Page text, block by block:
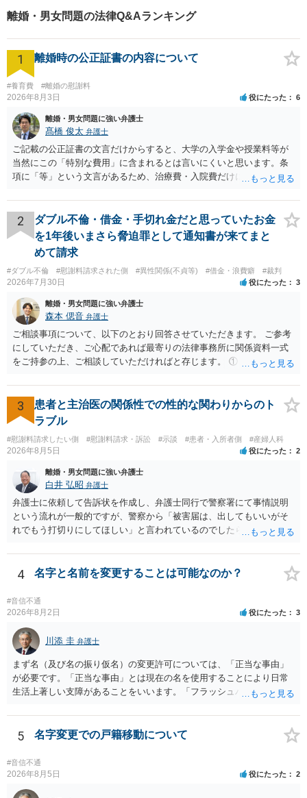
た。 ・養育費(月5万円)や解決金の支払いを担保するため,合意内容を公正証書
にしました。 【弁護士からのコメント】 ・相手方に弁護士がついた場合には,
り,負担が大幅に軽減されます。
離婚・男女問題の法律Q&Aランキング
1 離婚時の公正証書の内容について
#養育費 #離婚の慰謝料
2026年8月3日 役にたった 6
離婚・男女問題に強い弁護士
髙橋 俊太 弁護士
ご記載の公正証書の文言だけからすると、大学の入学金や授業料等が
当然にこの「特別な費用」に含まれるとは言いにくいと思います。条
項に「等」という文言があるため、治療費・入院費だけに限定される
れていますので、通常は、病気や事故によって臨時に必要となった医
療費その他これに類する特別支出を念頭に置いた条項と読むのが自然
です。したがって、大学の入学金、授業料、受験費用などの教育費に
ついてまで、「この条項があるから当然に半額を請求できる」とまで
は言いにくいと思われます。なお、通常、大学進学費用をどこまで負
担すべきかについては、離婚時の合意内容のほか、子どもの年齢、大
学進学についての父母の認識、父母の学歴・収入・資産状況、進学先
や費用などを踏まえて個別に検討することになります。公正証書の他
の条項において、養育費の終期についてどのように定められている
か、大学進学に関する定めの有無、「教育費」「進学費用」に関する
定めの有無等について確認する必要があると考えられます。
2
ダブル不倫・借金・手切れ金だと思っていたお金
を1年後いまさら脅迫罪として通知書が来てまと
めて請求
#ダブル不倫 #慰謝料請求された側 #異性関係(不貞等) #借金・浪費癖 #裁判
2026年7月30日 役にたった 3
離婚・男女問題に強い弁護士
森本 偲音 弁護士
ご相談事項について、以下のとおり回答させていただきます。 ご参考
にしていただき、ご心配であれば最寄りの法律事務所に関係資料一式
をご持参の上、ご相談していただければと存じます。 ① このLINEの
される可能性はあるのか ⇒LINEを含む１００万円の貸付に至るまでの
やり取り等の経緯、誓約書の内容等を踏まえて、関係を清算するため
の 金銭であったと評価される可能性はあると考えます。 ② 「今後一
切関与しないなら100万円振り込む」というLINEや誓約書は、裁判上
どの程度証拠価値があるのか ⇒前後のやり取りや誓約書の具体的内容
を見ない限り、具体的な判断はできませんが、一定の証拠価値はある
と考えます。 ③ 借用書があっても、後から100万円を貸付扱いに変更
することは認められるのか。 ⇒おそらく１００万円は不当利得（受け
取る正当な権利がないのに利益を取得した）として返還請求されてい
るものかと推察しますので、 貸金返還ではないかと存じます。 ④ 私
は現在、収入も不安定で貯金もなくリボ払い借金が既に約100万あり。
今年に再婚したが主人はお金に厳しい為、一括で220万円を支払う事は
困難 仮に裁判で敗訴した場合でも、分割払いになる可能性はあります
か。 ⇒判決となり敗訴してしまった場合は、強制執行により不動産等
の財産を差し押さえられ、そこから債権回収が図られることになりま
いにより支払うことも十分可能です。 ⑤ このような事情であれば、私
識を前提にすれば、１００万円も含めて返済する必要はないと考えら
れるため、 120万円のみについて交渉を続けることがベターかと存じ
ます。
3
患者と主治医の関係性での性的な関わりからのト
ラブル
#慰謝料請求したい側 #慰謝料請求・訴訟 #示談 #患者・入所者側 #産婦人科
2026年8月5日 役にたった 2
離婚・男女問題に強い弁護士
白井 弘昭 弁護士
弁護士に依頼して告訴状を作成し、弁護士同行で警察署にて事情説明
という流れが一般的ですが、警察から「被害届は、出してもいいがそ
れでもう打切りにしてほしい」と言われているのでしたら、あまり結
検察庁に訴えるのもありかもしれないですが、実際に捜査をするの
は、結局所轄だと思われますので、やはり結論は変わらないかもしれ
ないです。 一度、最寄りの「刑事に強い」とうたっている弁護士に相
談してみてはいかがでしょうか。 以上、ご参考まで。
4 名字と名前を変更することは可能なのか？
#音信不通
2026年8月2日 役にたった 3
川添 圭 弁護士
まず名（及び名の振り仮名）の変更許可については、「正当な事由」
が必要です。「正当な事由」とは現在の名を使用することにより日常
生活上著しい支障があることをいいます。「フラッシュバック」とい
きわめて重要になりますので、医師の診断書の記載が重要です（医学
的裏付けがない場合、もっぱら主観的な主張であるとして変更が許可
されません）。 診断書は単に病名の記載では足りず、その症状の発生
原因となった事実と、当該症状が医学的に裏付けられること、そして
その発生原因及び症状が現在の名を使用していることに関連している
こと、といった説明がなされているのが望ましい（むしろ必要）でし
5 名字変更での戸籍移動について
#音信不通
2026年8月5日 役にたった 2